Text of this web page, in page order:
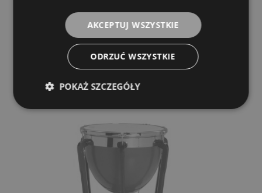
19 150,00 zł
POWIADOM O DOSTĘPNOŚCI
AKCEPTUJ WSZYSTKIE
ODRZUĆ WSZYSTKIE
POKAŻ SZCZEGÓŁY